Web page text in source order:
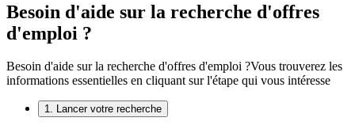
Besoin d'aide sur la recherche d'offres
d'emploi ?
Besoin d'aide sur la recherche d'offres d'emploi ?Vous trouverez les
informations essentielles en cliquant sur l'étape qui vous intéresse
1. Lancer votre recherche